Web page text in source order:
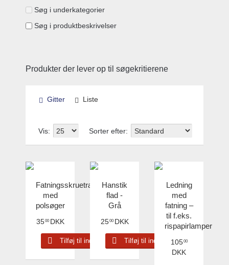
Søg i underkategorier
Søg i produktbeskrivelser
Produkter der lever op til søgekritierene
Gitter Liste
Vis: Sorter efter:
Fatningsskruetrækker
med
polsøger
3500 DKK
Tilføj til indkøbskurv
Hanstik
flad -
Grå
2500 DKK
Tilføj til indkøbskurv
Ledning
med
fatning –
til f.eks.
rispapirlamper
10500
DKK